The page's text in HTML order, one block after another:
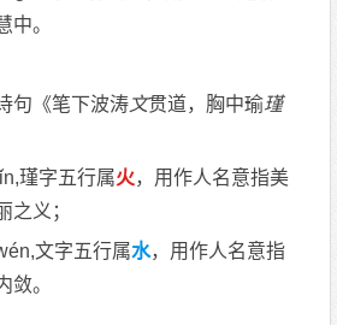
中。
句《笔下波涛文贯道，胸中瑜瑾
瑾字五行属火，用作人名意指美
之义；
文字五行属水，用作人名意指
敛。